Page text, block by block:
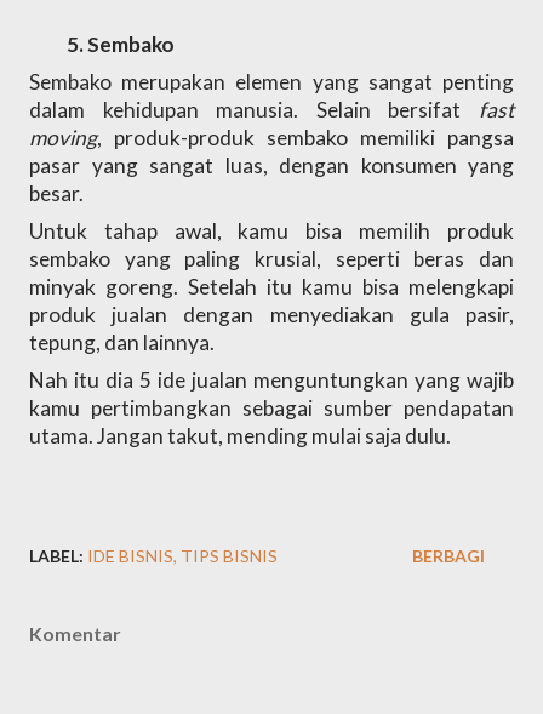
Sembako
Sembako merupakan elemen yang sangat penting
dalam kehidupan manusia. Selain bersifat fast
moving, produk-produk sembako memiliki pangsa
pasar yang sangat luas, dengan konsumen yang
besar.
Untuk tahap awal, kamu bisa memilih produk
sembako yang paling krusial, seperti beras dan
minyak goreng. Setelah itu kamu bisa melengkapi
produk jualan dengan menyediakan gula pasir,
tepung, dan lainnya.
Nah itu dia 5 ide jualan menguntungkan yang wajib
kamu pertimbangkan sebagai sumber pendapatan
utama. Jangan takut, mending mulai saja dulu.
LABEL: IDE BISNIS TIPS BISNIS BERBAGI
Komentar